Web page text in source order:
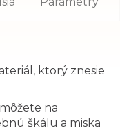
ktorý znesie
na
škálu a miska